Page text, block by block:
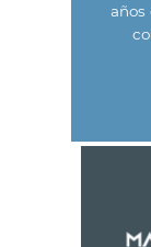
años